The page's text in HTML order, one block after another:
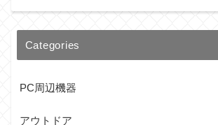
Categories
PC周辺機器
アウトドア